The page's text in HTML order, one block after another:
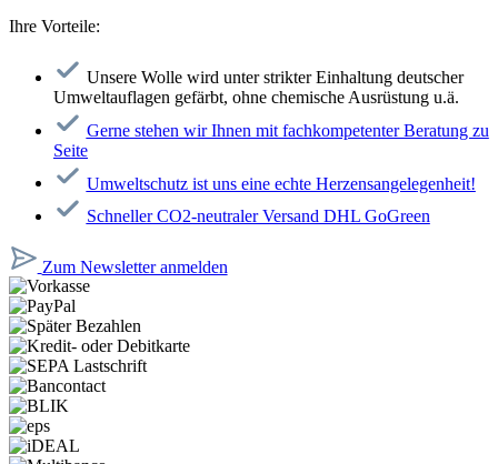
Ihre Vorteile:
Unsere Wolle wird unter strikter Einhaltung deutscher
Umweltauflagen gefärbt, ohne chemische Ausrüstung u.ä.
Gerne stehen wir Ihnen mit fachkompetenter Beratung zu
Seite
Umweltschutz ist uns eine echte Herzensangelegenheit!
Schneller CO2-neutraler Versand DHL GoGreen
Zum Newsletter anmelden